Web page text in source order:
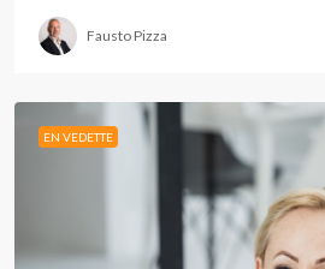
Fausto Pizza
EN VEDETTE